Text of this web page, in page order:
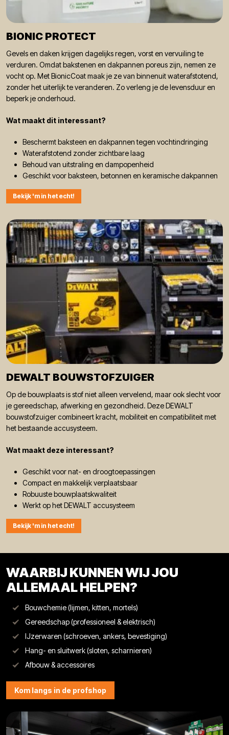
BIONIC PROTECT
Gevels en daken krijgen dagelijks regen, vorst en vervuiling te
verduren. Omdat bakstenen en dakpannen poreus zijn, nemen ze
vocht op. Met BionicCoat maak je ze van binnenuit waterafstotend,
zonder het uiterlijk te veranderen. Zo verleng je de levensduur en
beperk je onderhoud.
Wat maakt dit interessant?
Beschermt baksteen en dakpannen tegen vochtindringing
Waterafstotend zonder zichtbare laag
Behoud van uitstraling en dampopenheid
Geschikt voor baksteen, betonnen en keramische dakpannen
Bekijk 'm in het echt!
DEWALT BOUWSTOFZUIGER
Op de bouwplaats is stof niet alleen vervelend, maar ook slecht voor
je gereedschap, afwerking en gezondheid. Deze DEWALT
bouwstofzuiger combineert kracht, mobiliteit en compatibiliteit met
het bestaande accusysteem.
Wat maakt deze interessant?
Geschikt voor nat- en droogtoepassingen
Compact en makkelijk verplaatsbaar
Robuuste bouwplaatskwaliteit
Werkt op het DEWALT accusysteem
Bekijk 'm in het echt!
WAARBIJ KUNNEN WIJ JOU
ALLEMAAL HELPEN?
Bouwchemie (lijmen, kitten, mortels)
Gereedschap (professioneel & elektrisch)
IJzerwaren (schroeven, ankers, bevestiging)
Hang- en sluitwerk (sloten, scharnieren)
Afbouw & accessoires
Kom langs in de profshop